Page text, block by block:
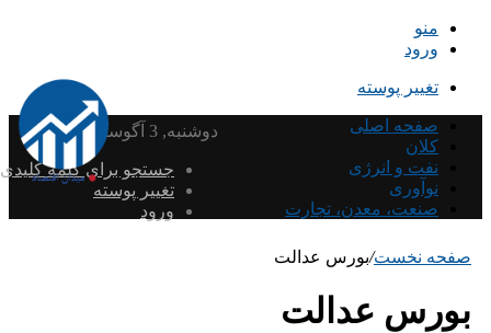
منو
ورود
تغییر پوسته
صفحه اصلی
کلان
نفت و انرژی
نوآوری
صنعت، معدن، تجارت
دوشنبه, 3 آگوست 2026
جستجو برای کلمه کلیدی
تغییر پوسته
ورود
صفحه نخست/بورس عدالت
بورس عدالت